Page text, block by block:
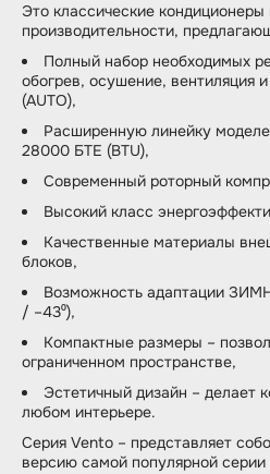
Это классические кондиционеры
производительности,
Полный набор необходимых
обогрев, осушение, вентиляция
(AUTO),
Расширенную линейку
28000 БТЕ (BTU),
Современный роторный
Высокий класс
Качественные материалы
блоков,
Возможность адаптации
/ –43⁰),
Компактные размеры –
ограниченном пространстве,
Эстетичный дизайн – делает
любом интерьере.
Серия Vento – представляет
версию самой популярной